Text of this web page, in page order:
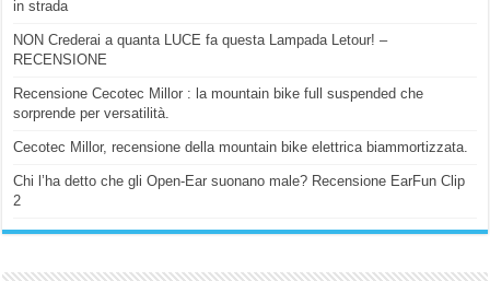
in strada
NON Crederai a quanta LUCE fa questa Lampada Letour! –
RECENSIONE
Recensione Cecotec Millor : la mountain bike full suspended che
sorprende per versatilità.
Cecotec Millor, recensione della mountain bike elettrica biammortizzata.
Chi l’ha detto che gli Open-Ear suonano male? Recensione EarFun Clip
2